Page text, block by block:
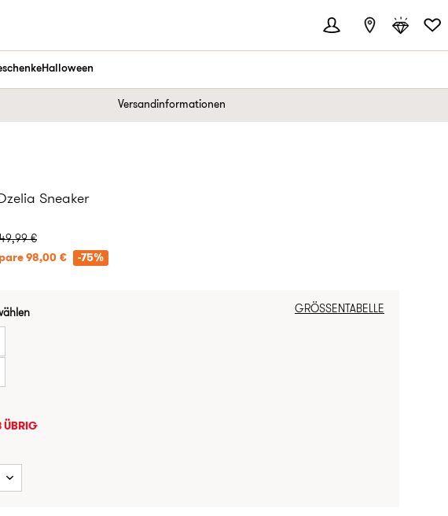
Halloween
Versandinformationen
Sneaker
URSPRÜNGLICHER PREIS:
49,99 €
98,00 € -75%
GRÖSSENTABELLE
ÜBRIG